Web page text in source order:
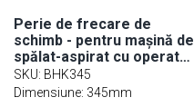
Perie de frecare de
schimb - pentru mașină de
spălat-aspirat cu operator
la bord BRMHK4300
SKU: BHK345
Dimensiune: 345mm